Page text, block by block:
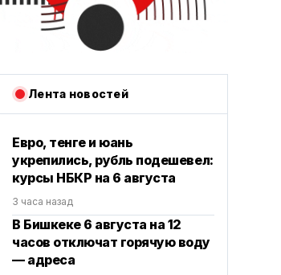
Лента новостей
Евро, тенге и юань
укрепились, рубль подешевел:
курсы НБКР на 6 августа
3 часа назад
В Бишкеке 6 августа на 12
часов отключат горячую воду
— адреса